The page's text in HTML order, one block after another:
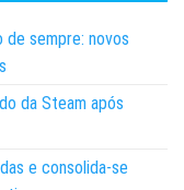
sempre: novos
da Steam após
e consolida-se